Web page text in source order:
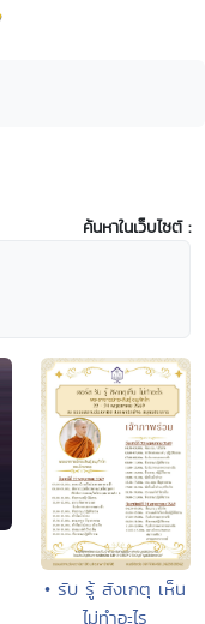
ค้นหาในเว็บไซต์ :
• รับ รู้ สังเกตุ เห็น
ไม่ทำอะไร